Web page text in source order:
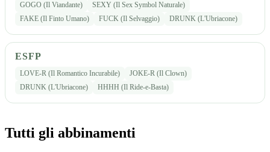
GOGO (Il Viandante)
SEXY (Il Sex Symbol Naturale)
FAKE (Il Finto Umano)
FUCK (Il Selvaggio) DRUNK (L'Ubriacone)
ESFP
LOVE-R (Il Romantico Incurabile)
JOKE-R (Il Clown)
DRUNK (L'Ubriacone)
HHHH (Il Ride-e-Basta)
Tutti gli abbinamenti